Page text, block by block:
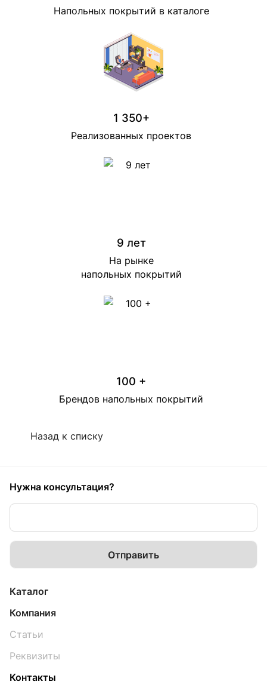
Напольных покрытий в каталоге
1 350+
Реализованных проектов
9 лет
На рынке
напольных покрытий
100 +
Брендов напольных покрытий
Назад к списку
Нужна консультация?
Каталог
Компания
Статьи
Реквизиты
Контакты